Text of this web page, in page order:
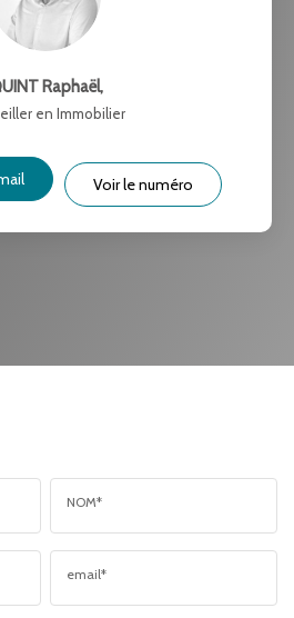
Raphaël,
en Immobilier
Voir le numéro
NOM*
email*